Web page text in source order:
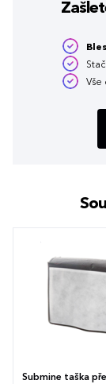
Vše
Submine taška